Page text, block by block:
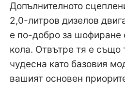
Допълнителното
2,0-литров дизелов
е по-добро за шофиране
кола. Отвътре тя е също
чудесна като базовия
вашият основен